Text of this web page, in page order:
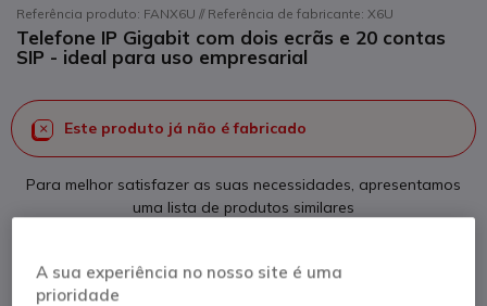
Referência produto: FANX6U // Referência de fabricante: X6U
Telefone IP Gigabit com dois ecrãs e 20 contas
SIP - ideal para uso empresarial
Este produto já não é fabricado
Para melhor satisfazer as suas necessidades, apresentamos
uma lista de produtos similares
A sua experiência no nosso site é uma
prioridade